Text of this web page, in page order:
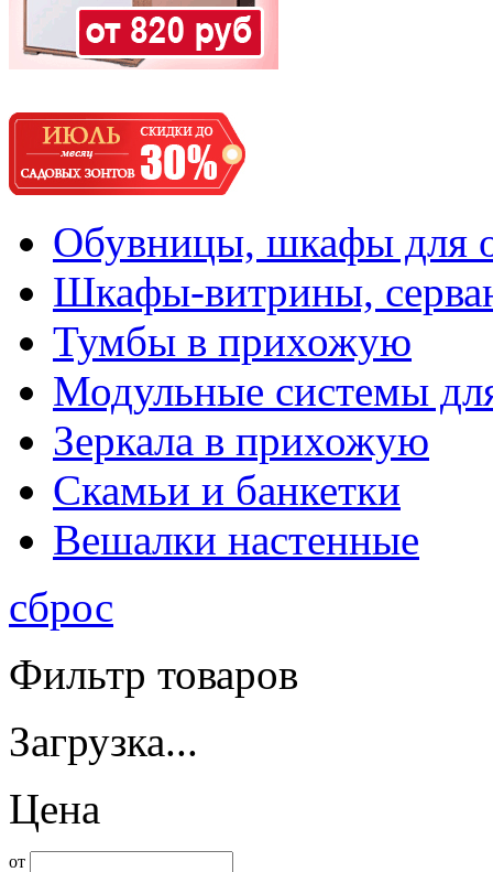
Обувницы, шкафы для
Шкафы-витрины,
Тумбы в прихожую
Модульные системы
Зеркала в прихожую
Скамьи и банкетки
Вешалки настенные
сброс
Фильтр товаров
Загрузка...
Цена
от